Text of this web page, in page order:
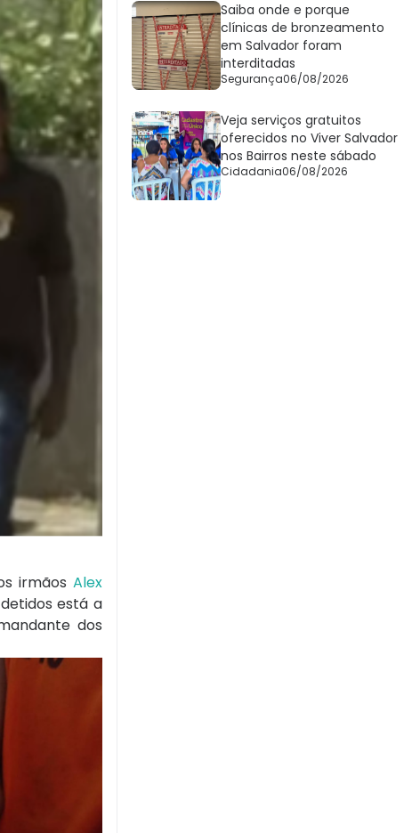
irmãos Alex
está a
dos
Saiba onde e porque
clínicas de bronzeamento
em Salvador foram
interditadas
Segurança06/08/2026
Veja serviços gratuitos
oferecidos no Viver Salvador
nos Bairros neste sábado
Cidadania06/08/2026